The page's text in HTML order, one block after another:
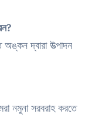
দ্বারা উত্পাদন
নমুনা সরবরাহ করতে